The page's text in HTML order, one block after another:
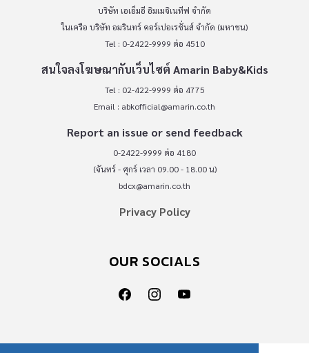
บริษัท เอเอ็มอี อิมเมจิเนทีฟ จำกัด
ในเครือ บริษัท อมรินทร์ คอร์เปอเรชั่นส์ จำกัด (มหาชน)
Tel : 0-2422-9999 ต่อ 4510
สนใจลงโฆษณากับเว็บไซต์ Amarin Baby&Kids
Tel : 02-422-9999 ต่อ 4775
Email : abkofficial@amarin.co.th
Report an issue or send feedback
0-2422-9999 ต่อ 4180
(จันทร์ - ศุกร์ เวลา 09.00 - 18.00 น)
bdcx@amarin.co.th
Privacy Policy
OUR SOCIALS